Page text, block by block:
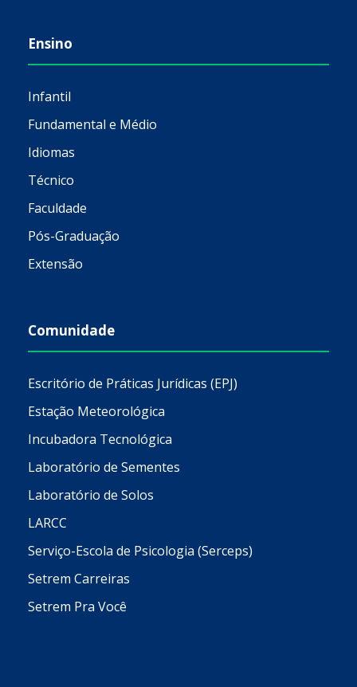
Ensino
Infantil
Fundamental e Médio
Idiomas
Técnico
Faculdade
Pós-Graduação
Extensão
Comunidade
Escritório de Práticas Jurídicas (EPJ)
Estação Meteorológica
Incubadora Tecnológica
Laboratório de Sementes
Laboratório de Solos
LARCC
Serviço-Escola de Psicologia (Serceps)
Setrem Carreiras
Setrem Pra Você